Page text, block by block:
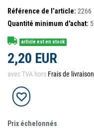
Référence de l’article: 2266
Quantité minimum d'achat: 5
article est en stock
2,20 EUR
avec TVA hors Frais de livraison
Prix échelonnés